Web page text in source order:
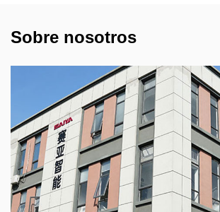
Sobre nosotros